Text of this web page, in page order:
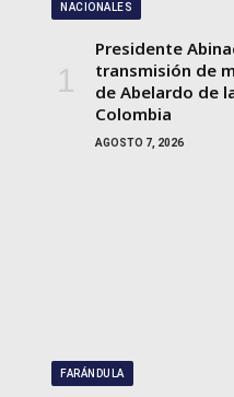
NACIONALES
Presidente
transmisión de
de Abelardo de
Colombia
AGOSTO 7, 2026
FARÁNDULA